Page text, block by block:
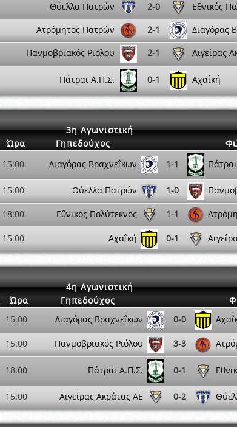
Θύελλα Πατρών 2-0
Εθνικός
Ατρόμητος Πατρών 2-1
Διαγόρας
Πανμοβριακός Ριόλου 2-1 Αιγείρας
Πάτραι Α.Π.Σ. 0-1 Αχαΐκή
3η Αγωνιστική
Ώρα Γηπεδούχος
15:00 Διαγόρας Βραχνεΐκων 1-1
15:00 Θύελλα Πατρών 1-0
18:00 Εθνικός Πολύτεκνος 1-1
15:00 Αχαΐκή 0-1
4η Αγωνιστική
Ώρα Γηπεδούχος
15:00 Διαγόρας Βραχνεΐκων 0-0
15:00 Πανμοβριακός Ριόλου 3-3
18:00 Πάτραι Α.Π.Σ. 0-1
15:00 Αιγείρας Ακράτας ΑΕ 0-2